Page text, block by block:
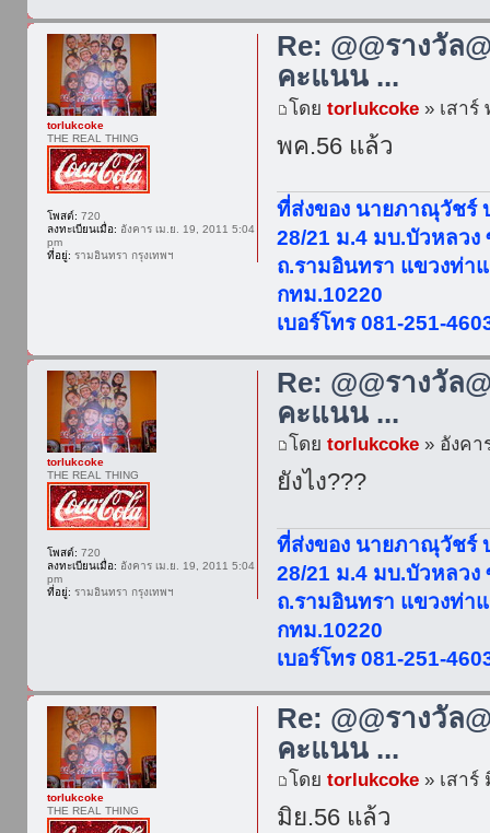
Re: @@รางวัล
คะแนน ...
โดยtorlukcoke » เสาร์
พค.56 แล้ว
ที่ส่งของ นายภาณุวัชร์
28/21 ม.4 มบ.บัวหลวง
ถ.รามอินทรา แขวงท่าแ
กทม.10220
เบอร์โทร 081-251-
torlukcoke
THE REAL THING
โพสต์: 720
ลงทะเบียนเมื่อ: อังคาร เม.ย. 19, 2011 5:04
pm
ที่อยู่: รามอินทรา กรุงเทพฯ
Re: @@รางวัล
คะแนน ...
โดยtorlukcoke » อังคา
ยังไง???
ที่ส่งของ นายภาณุวัชร์
28/21 ม.4 มบ.บัวหลวง
ถ.รามอินทรา แขวงท่าแ
กทม.10220
เบอร์โทร 081-251-
torlukcoke
THE REAL THING
โพสต์: 720
ลงทะเบียนเมื่อ: อังคาร เม.ย. 19, 2011 5:04
pm
ที่อยู่: รามอินทรา กรุงเทพฯ
Re: @@รางวัล
คะแนน ...
โดยtorlukcoke » เสาร์
มิย.56 แล้ว
torlukcoke
THE REAL THING